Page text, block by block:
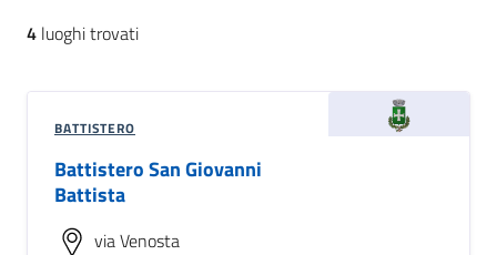
4 luoghi trovati
BATTISTERO
Battistero San Giovanni
Battista
via Venosta